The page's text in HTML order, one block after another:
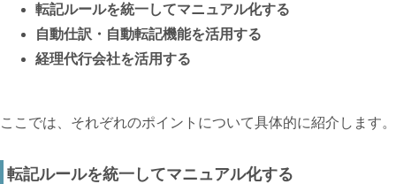
転記ルールを統一してマニュアル化する
自動仕訳・自動転記機能を活用する
経理代行会社を活用する
ここでは、それぞれのポイントについて具体的に紹介します。
転記ルールを統一してマニュアル化する